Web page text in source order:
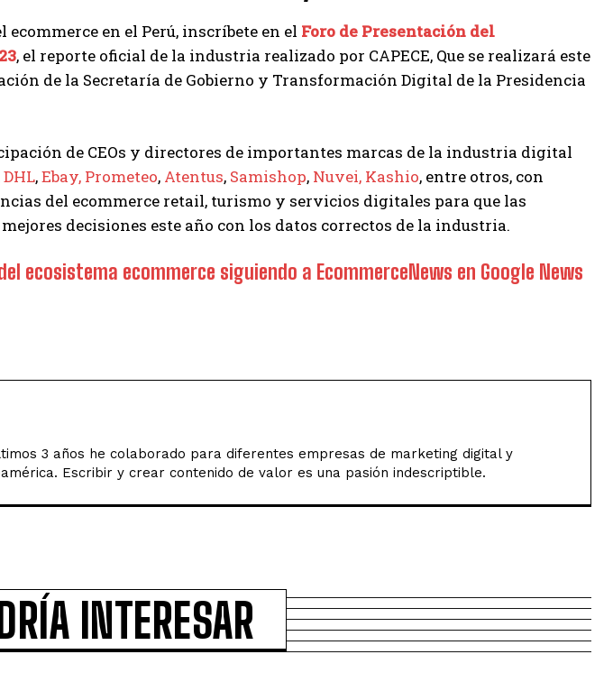
ecommerce en el Perú, inscríbete en el Foro de Presentación del
, el reporte oficial de la industria realizado por CAPECE, Que se realizará este
de la Secretaría de Gobierno y Transformación Digital de la Presidencia
de CEOs y directores de importantes marcas de la industria digital
DHL,Ebay, Prometeo, Atentus, Samishop, Nuvei, Kashio, entre otros, con
del ecommerce retail, turismo y servicios digitales para que las
decisiones este año con los datos correctos de la industria.
ecosistema ecommerce siguiendo a EcommerceNews en Google News
3 años he colaborado para diferentes empresas de marketing digital y
Escribir y crear contenido de valor es una pasión indescriptible.
INTERESAR